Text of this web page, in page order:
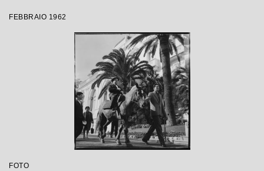
FEBBRAIO 1962
FOTO